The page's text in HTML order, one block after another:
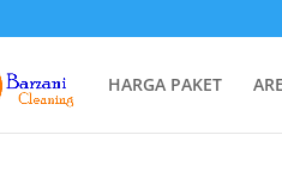
HARGA PAKET